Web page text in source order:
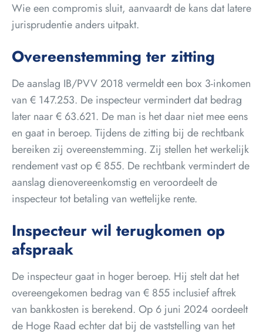
Wie een compromis sluit, aanvaardt de kans dat latere
jurisprudentie anders uitpakt.
Overeenstemming ter zitting
De aanslag IB/PVV 2018 vermeldt een box 3-inkomen
van € 147.253. De inspecteur vermindert dat bedrag
later naar € 63.621. De man is het daar niet mee eens
en gaat in beroep. Tijdens de zitting bij de rechtbank
bereiken zij overeenstemming. Zij stellen het werkelijk
rendement vast op € 855. De rechtbank vermindert de
aanslag dienovereenkomstig en veroordeelt de
inspecteur tot betaling van wettelijke rente.
Inspecteur wil terugkomen op
afspraak
De inspecteur gaat in hoger beroep. Hij stelt dat het
overeengekomen bedrag van € 855 inclusief aftrek
van bankkosten is berekend. Op 6 juni 2024 oordeelt
de Hoge Raad echter dat bij de vaststelling van het